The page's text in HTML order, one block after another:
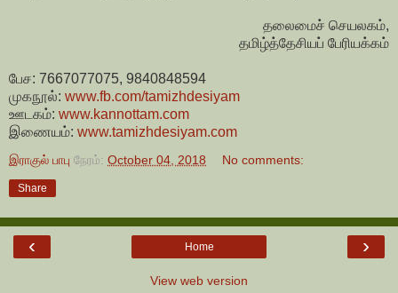
தலைமைச் செயலகம்,
தமிழ்த்தேசியப் பேரியக்கம்
பேச: 7667077075, 9840848594
முகநூல்: www.fb.com/tamizhdesiyam
ஊடகம்: www.kannottam.com
இணையம்: www.tamizhdesiyam.com
இராகுல் பாபு நேரம்: October 04, 2018 No comments:
Share
‹ ›
Home
View web version